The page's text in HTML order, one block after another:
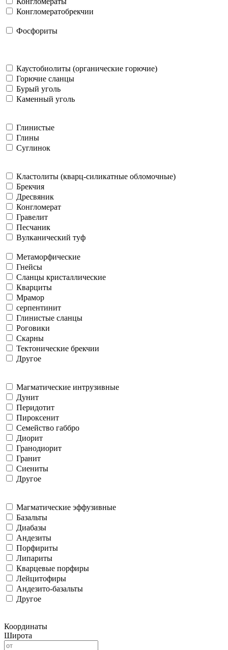
Конгломератобрекчии
Фосфориты
Каустобиолиты (органические горючие)
Горючие сланцы
Бурый уголь
Каменный уголь
Глинистые
Глины
Суглинок
Кластолиты (кварц-силикатные обломочные)
Брекчия
Дресвяник
Конгломерат
Гравелит
Песчаник
Вулканический туф
Метаморфические
Гнейсы
Сланцы кристаллические
Кварциты
Мрамор
серпентинит
Глинистые сланцы
Роговики
Скарны
Тектонические брекчии
Другое
Магматические интрузивные
Дунит
Перидотит
Пироксенит
Семейство габбро
Диорит
Гранодиорит
Гранит
Сиениты
Другое
Магматические эффузивные
Базальты
Диабазы
Андезиты
Порфириты
Липариты
Кварцевые порфиры
Лейцитофиры
Андезито-базальты
Другое
Координаты
Широта